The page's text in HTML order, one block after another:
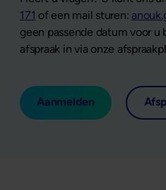
171 of een mail sturen:
geen passende datum voor u
afspraak in via onze
Aanmelden